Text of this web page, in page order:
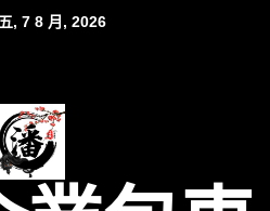
, 7 8 月, 2026